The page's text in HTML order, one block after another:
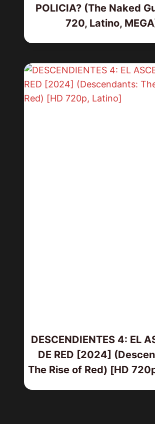
POLICIA? (The Naked
720, Latino,
DESCENDIENTES 4: EL
DE RED [2024]
The Rise of Red) [HD